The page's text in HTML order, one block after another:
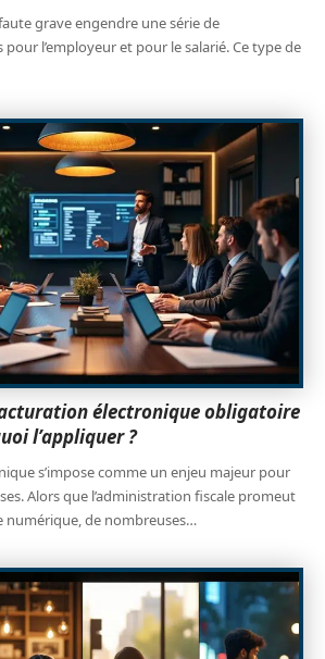
grave engendre une série de
pour l’employeur et pour le salarié. Ce type de
électronique obligatoire
l’appliquer ?
s’impose comme un enjeu majeur pour
Alors que l’administration fiscale promeut
numérique, de nombreuses…